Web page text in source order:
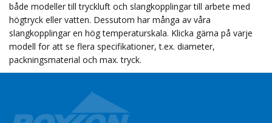
både modeller till tryckluft och slangkopplingar till arbete med
högtryck eller vatten. Dessutom har många av våra
slangkopplingar en hög temperaturskala. Klicka gärna på varje
modell for att se flera specifikationer, t.ex. diameter,
packningsmaterial och max. tryck.